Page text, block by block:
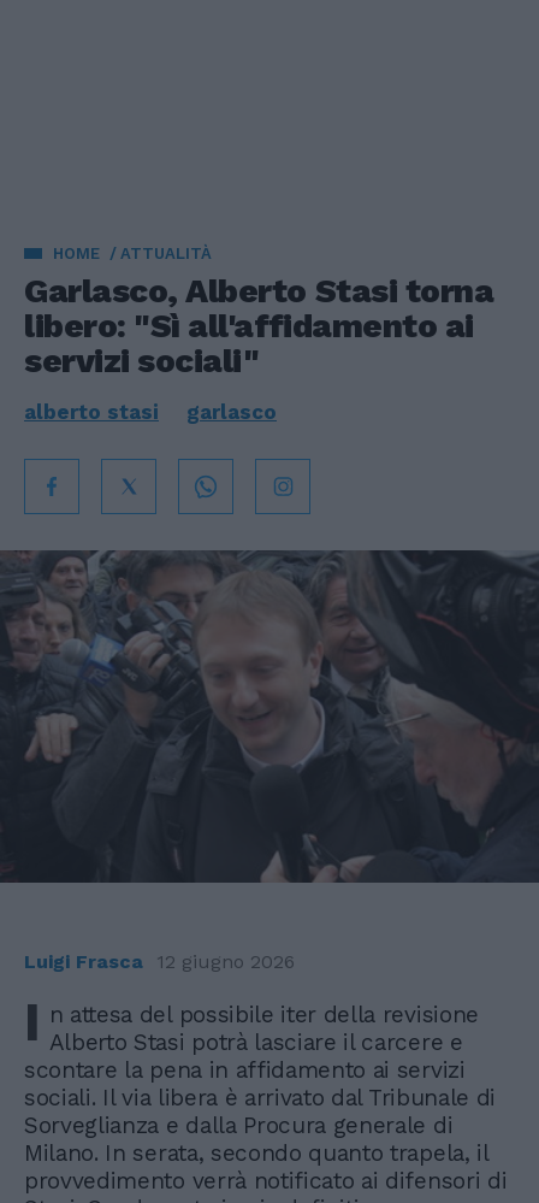
HOME ATTUALITÀ
Garlasco, Alberto Stasi torna
libero: "Sì all'affidamento ai
servizi sociali"
alberto stasi garlasco
Luigi Frasca 12 giugno 2026
I n attesa del possibile iter della revisione
Alberto Stasi potrà lasciare il carcere e
scontare la pena in affidamento ai servizi
sociali. Il via libera è arrivato dal Tribunale di
Sorveglianza e dalla Procura generale di
Milano. In serata, secondo quanto trapela, il
provvedimento verrà notificato ai difensori di